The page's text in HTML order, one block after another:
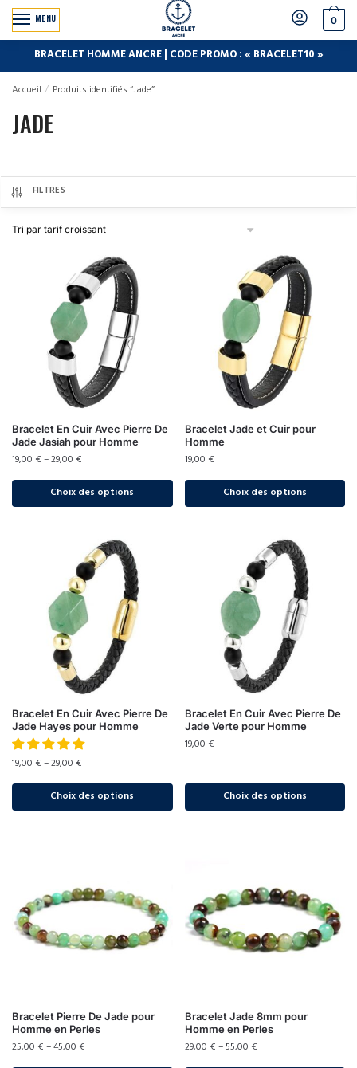
MENU 0
BRACELET HOMME ANCRE | CODE PROMO : « BRACELET10 »
Accueil / Produits identifiés “Jade”
JADE
FILTRES
Bracelet En Cuir Avec Pierre De
Jade Jasiah pour Homme
19,00 €–29,00 €
Choix des options
Bracelet Jade et Cuir pour
Homme
19,00 €
Choix des options
Bracelet En Cuir Avec Pierre De
Jade Hayes pour Homme
19,00 €–29,00 €
Choix des options
Bracelet En Cuir Avec Pierre De
Jade Verte pour Homme
19,00 €
Choix des options
Bracelet Pierre De Jade pour
Homme en Perles
25,00 €–45,00 €
Bracelet Jade 8mm pour
Homme en Perles
29,00 €–55,00 €